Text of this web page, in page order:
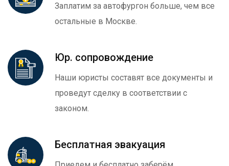
Заплатим за автофургон больше, чем все
остальные в Москве.
Юр. сопровождение
Наши юристы составят все документы и
проведут сделку в соответствии с
законом.
Бесплатная эвакуация